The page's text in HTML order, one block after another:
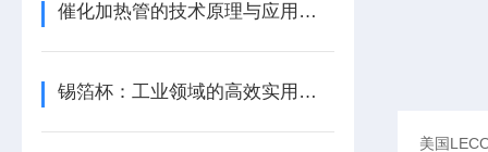
催化加热管的技术原理与应用优势
锡箔杯：工业领域的高效实用解决方案​